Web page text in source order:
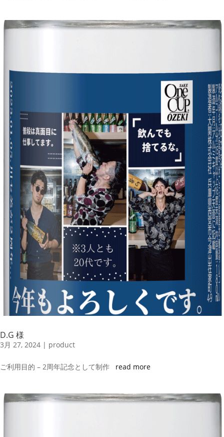
D.G 様
3月 27, 2024 | product
ご利用目的 – 2周年記念として制作 read more